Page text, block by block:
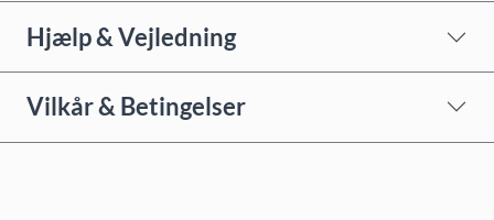
Hjælp & Vejledning
Vilkår & Betingelser